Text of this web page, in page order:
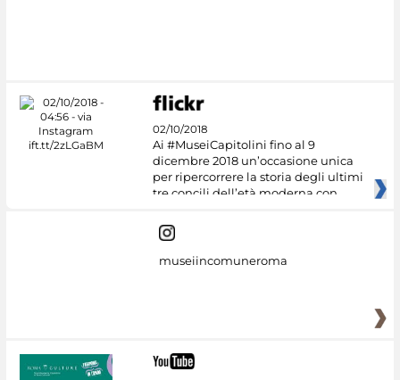
02/10/2018
Ai #MuseiCapitolini fino al 9
dicembre 2018 un’occasione unica
per ripercorrere la storia degli ultimi
tre concili dell’età moderna con
museiincomuneroma